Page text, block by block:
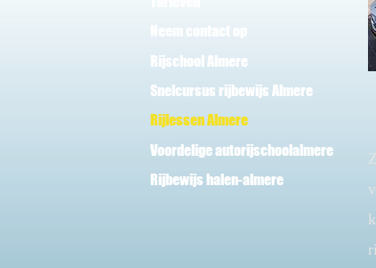
Neem contact op
Rijschool Almere
Snelcursus rijbewijs Almere
Rijlessen Almere
Voordelige autorijschoolalmere
Rijbewijs halen-almere